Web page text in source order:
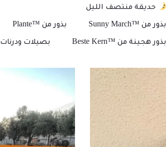
حديقة منتصف الليل
بذور من ™Sunny March بذور من ™Plante
بذور هجينة من ™Beste Kern بصيلات ودرنات